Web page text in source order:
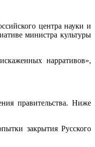
центра науки и
министра культуры
нарративов»,
правительства. Ниже
закрытия Русского